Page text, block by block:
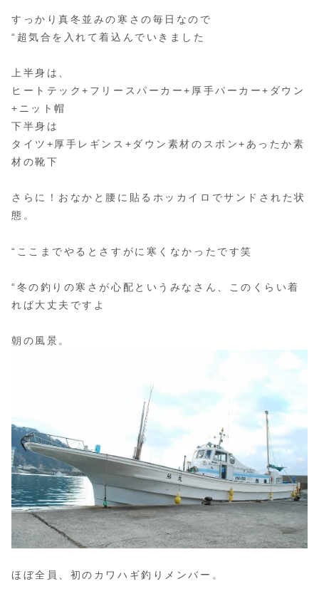
すっかり真冬並みの寒さの毎日なので
“超気合を入れて着込んでいきました
上半身は、
ヒートテック+フリースパーカー+厚手パーカー+ダウン
+ニット帽
下半身は
タイツ+厚手レギンス+ダウン素材のスボン+あったか素
材の靴下
さらに！おなかと腰に貼るホッカイロでサンドされた状
態。
“ここまでやるとさすがに寒くなかったです笑
“冬の釣りの寒さが心配というみなさん、このくらい着
れば大丈夫ですよ
朝の風景。
ほぼ全員、初のカワハギ釣りメンバー。